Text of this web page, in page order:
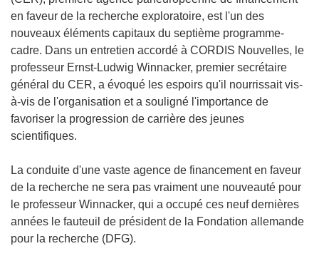
en faveur de la recherche exploratoire, est l'un des
nouveaux éléments capitaux du septième programme-
cadre. Dans un entretien accordé à CORDIS Nouvelles, le
professeur Ernst-Ludwig Winnacker, premier secrétaire
général du CER, a évoqué les espoirs qu'il nourrissait vis-
à-vis de l'organisation et a souligné l'importance de
favoriser la progression de carrière des jeunes
scientifiques.
La conduite d'une vaste agence de financement en faveur
de la recherche ne sera pas vraiment une nouveauté pour
le professeur Winnacker, qui a occupé ces neuf dernières
années le fauteuil de président de la Fondation allemande
pour la recherche (DFG).